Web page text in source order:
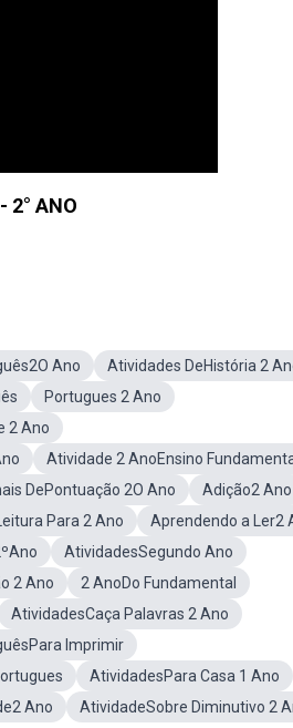
2° ANO
Ano
Atividades DeHistória 2
Portugues 2 Ano
2 Ano
Atividade 2 AnoEnsino
DePontuação 2O Ano
Adição2 Ano
Para 2 Ano
Aprendendo a Ler2
AtividadesSegundo Ano
2 Ano
2 AnoDo Fundamental
AtividadesCaça Palavras 2 Ano
Imprimir
AtividadesPara Casa 1 Ano
Ano
AtividadeSobre Diminutivo 2